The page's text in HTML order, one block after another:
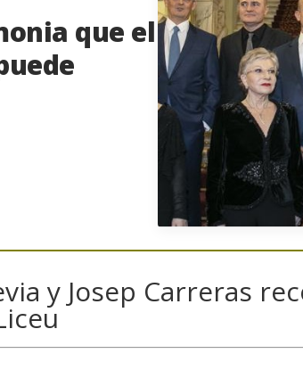
que el
y Josep Carreras